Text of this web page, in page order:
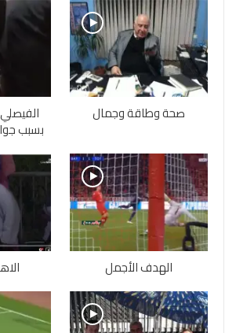
صحة وطاقة وجمال
بسبب
الهدف الأجمل